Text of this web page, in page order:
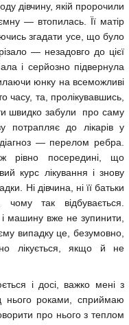
дівчину, якій пророчили
— втопилась. Її матір
згадати усе, що було
— незадовго до цієї
і серйозно підвернула
юнку на всеможливі
часу, та, пролікувавшись,
швидко забули про саму
потрапляє до лікарів у
діагноз — перелом ребра.
рівно посередині, що
курс лікування і знову
Ні дівчина, ні її батьки
чому так відбувається.
машину вже не зупинити,
випадку це, безумовно,
лікується, якщо й не
і досі, важко мені з
нього роками, сприймаю
про нього з теплом